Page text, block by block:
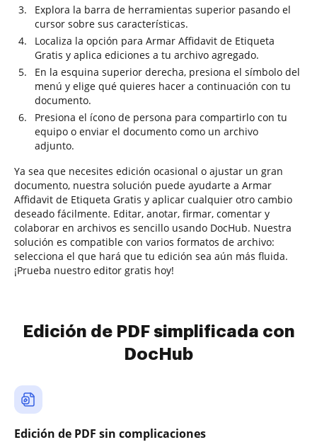
Explora la barra de herramientas superior pasando el
cursor sobre sus características.
Localiza la opción para Armar Affidavit de Etiqueta
Gratis y aplica ediciones a tu archivo agregado.
En la esquina superior derecha, presiona el símbolo del
menú y elige qué quieres hacer a continuación con tu
documento.
Presiona el ícono de persona para compartirlo con tu
equipo o enviar el documento como un archivo
adjunto.
Ya sea que necesites edición ocasional o ajustar un gran
documento, nuestra solución puede ayudarte a Armar
Affidavit de Etiqueta Gratis y aplicar cualquier otro cambio
deseado fácilmente. Editar, anotar, firmar, comentar y
colaborar en archivos es sencillo usando DocHub. Nuestra
solución es compatible con varios formatos de archivo:
selecciona el que hará que tu edición sea aún más fluida.
¡Prueba nuestro editor gratis hoy!
Edición de PDF simplificada con
DocHub
Edición de PDF sin complicaciones